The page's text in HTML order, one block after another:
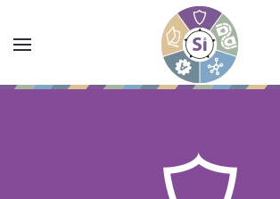
Accéder au contenu principal